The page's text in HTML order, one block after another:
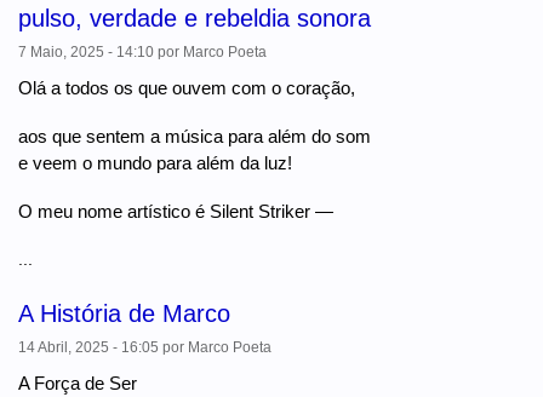
pulso, verdade e rebeldia sonora
7 Maio, 2025 - 14:10 por Marco Poeta
Olá a todos os que ouvem com o coração,
aos que sentem a música para além do som
e veem o mundo para além da luz!
O meu nome artístico é Silent Striker —
...
A História de Marco
14 Abril, 2025 - 16:05 por Marco Poeta
A Força de Ser